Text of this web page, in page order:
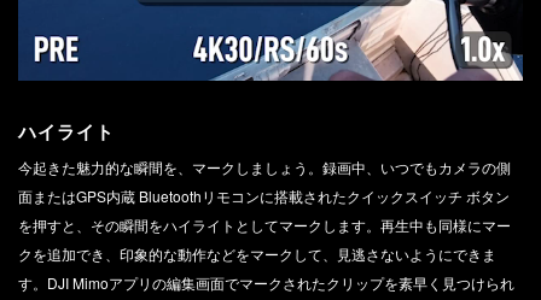
ハイライト
今起きた魅力的な瞬間を、マークしましょう。録画中、いつでもカメラの側
面またはGPS内蔵 Bluetoothリモコンに搭載されたクイックスイッチ ボタン
を押すと、その瞬間をハイライトとしてマークします。再生中も同様にマー
クを追加でき、印象的な動作などをマークして、見逃さないようにできま
す。DJI Mimoアプリの編集画面でマークされたクリップを素早く見つけられ